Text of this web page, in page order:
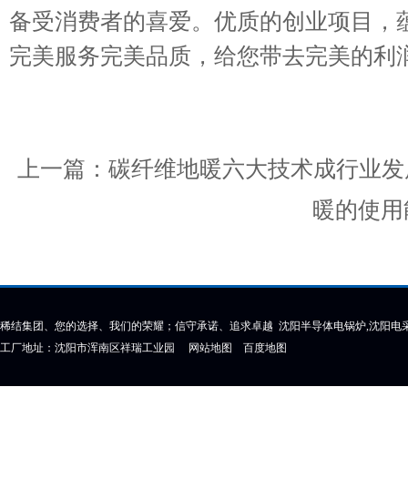
备受消费者的喜爱。优质的创业项目
完美服务完美品质，给您带去完美的利
上一篇： 碳纤维地暖六大技术成行业
暖的使
稀结集团、您的选择、我们的荣耀；信守承诺、追求卓越 沈阳半导体电锅炉,沈阳电
工厂地址：沈阳市浑南区祥瑞工业园 网站地图 百度地图